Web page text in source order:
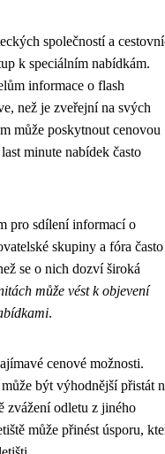
společností a
k speciálním nabídkám.
informace o flash
než je zveřejní na svých
může poskytnout cenovou
minute nabídek často
pro sdílení informací o
skupiny a fóra často
se o nich dozví široká
může vést k objevení
.
cenové možnosti.
být výhodnější přistát
zvážení odletu z jiného
může přinést úsporu,